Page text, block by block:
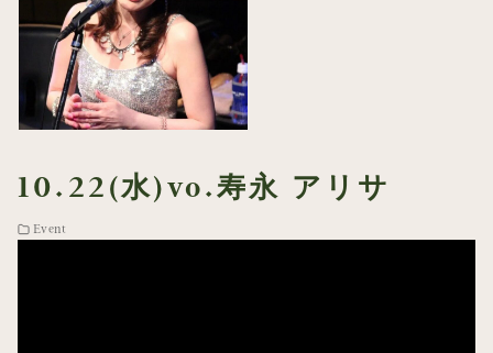
10.22(水)vo.寿永 アリサ
Event